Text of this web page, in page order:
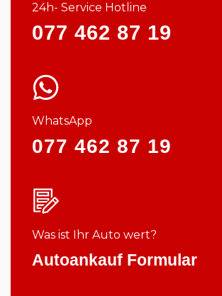
24h- Service Hotline
077 462 87 19
WhatsApp
077 462 87 19
Was ist Ihr Auto wert?
Autoankauf Formular